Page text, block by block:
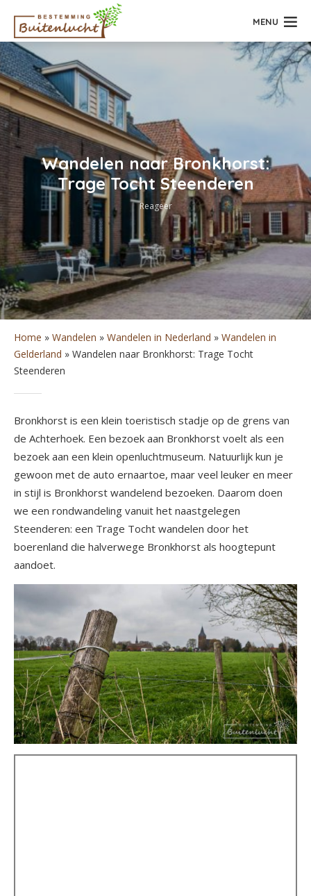
MENU
Wandelen naar Bronkhorst:
Trage Tocht Steenderen
Reageer
Home » Wandelen » Wandelen in Nederland » Wandelen in
Gelderland » Wandelen naar Bronkhorst: Trage Tocht
Steenderen
Bronkhorst is een klein toeristisch stadje op de grens van
de Achterhoek. Een bezoek aan Bronkhorst voelt als een
bezoek aan een klein openluchtmuseum. Natuurlijk kun je
gewoon met de auto ernaartoe, maar veel leuker en meer
in stijl is Bronkhorst wandelend bezoeken. Daarom doen
we een rondwandeling vanuit het naastgelegen
Steenderen: een Trage Tocht wandelen door het
boerenland die halverwege Bronkhorst als hoogtepunt
aandoet.